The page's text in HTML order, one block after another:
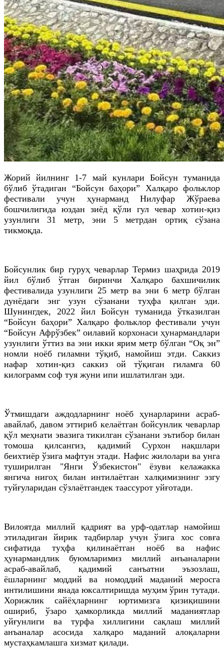
Жорий йилнинг 1-7 май кунлари Бойсун туманида
бўлиб ўтадиган “Бойсун баҳори” Халқаро фольклор
фестивали учун ҳунарманд Нилуфар Жўраева
бошчилигида юздан зиёд қўли гул чевар хотин-қиз
узунлиги 31 метр, эни 5 метрдан ортиқ сўзана
тикмоқда.
Бойсунлик бир гуруҳ чеварлар Термиз шаҳрида 2019
йил бўлиб ўтган биринчи Халқаро бахшичилик
фестивалида узунлиги 25 метр ва эни 6 метр бўлган
дунёдаги энг узун сўзанани туҳфа қилган эди.
Шунингдек, 2022 йил Бойсун туманида ўтказилган
“Бойсун баҳори” Халқаро фольклор фестивали учун
“Бойсун Афрўзбек” оилавий корхонаси ҳунармандлари
узунлиги ўттиз ва эни икки ярим метр бўлган “Оқ эн”
номли ноёб гиламни тўқиб, намойиш этди. Саккиз
нафар хотин-қиз саккиз ой тўқиган гиламга 60
килограмм соф туя жуни ипи ишлатилган эди.
Ўтмишдаги аждодларнинг ноёб ҳунарларини асраб-
авайлаб, давом эттириб келаётган бойсунлик чеварлар
қўл меҳнати эвазига тикилган сўзанани эътибор билан
томоша қилсангиз, қадимий Сурхон нақшлари
беихтиёр ўзига мафтун этади. Нафис жилолари ва унга
туширилган "Янги Ўзбекистон" ёзуви келажакка
янгича нигоҳ билан интилаётган халқимизнинг эзгу
туйғуларидан сўзлаётгандек таассурот уйғотади.
Вилоятда миллий қадрият ва урф-одатлар намойиш
этиладиган йирик тадбирлар учун ўзига хос совға
сифатида туҳфа қилинаётган ноёб ва нафис
ҳунармандлик буюмларимиз миллий анъаналарни
асраб-авайлаб, қадимий санъатни эъзозлаш,
ёшларнинг моддий ва номоддий маданий меросга
интилишини янада юксалтиришда муҳим ўрин тутади.
Хорижлик сайёҳларнинг юртимизга қизиқишини
ошириб, ўзаро ҳамкорликда миллий маданиятлар
уйғунлиги ва турфа хиллигини сақлаш миллий
анъаналар асосида халқаро маданий алоқаларни
мустаҳкамлашга хизмат қилади.